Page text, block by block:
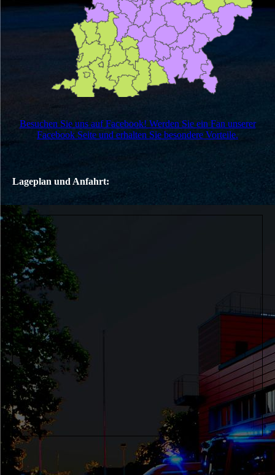
Besuchen Sie uns auf Facebook! Werden Sie ein Fan unserer
Facebook Seite und erhalten Sie besondere Vorteile.
Lageplan und Anfahrt: